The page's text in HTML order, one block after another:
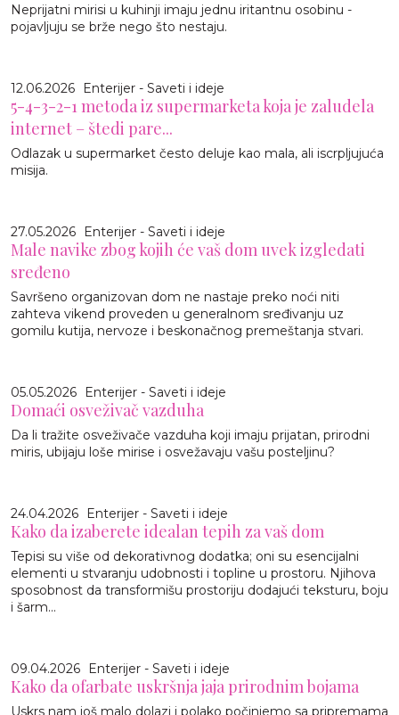
Neprijatni mirisi u kuhinji imaju jednu iritantnu osobinu -
pojavljuju se brže nego što nestaju.
12.06.2026 Enterijer - Saveti i ideje
5-4-3-2-1 metoda iz supermarketa koja je zaludela
internet – štedi pare...
Odlazak u supermarket često deluje kao mala, ali iscrpljujuća
misija.
27.05.2026 Enterijer - Saveti i ideje
Male navike zbog kojih će vaš dom uvek izgledati
sređeno
Savršeno organizovan dom ne nastaje preko noći niti
zahteva vikend proveden u generalnom sređivanju uz
gomilu kutija, nervoze i beskonačnog premeštanja stvari.
05.05.2026 Enterijer - Saveti i ideje
Domaći osveživač vazduha
Da li tražite osveživače vazduha koji imaju prijatan, prirodni
miris, ubijaju loše mirise i osvežavaju vašu posteljinu?
24.04.2026 Enterijer - Saveti i ideje
Kako da izaberete idealan tepih za vaš dom
Tepisi su više od dekorativnog dodatka; oni su esencijalni
elementi u stvaranju udobnosti i topline u prostoru. Njihova
sposobnost da transformišu prostoriju dodajući teksturu, boju
i šarm...
09.04.2026 Enterijer - Saveti i ideje
Kako da ofarbate uskršnja jaja prirodnim bojama
Uskrs nam još malo dolazi i polako počinjemo sa pripremama